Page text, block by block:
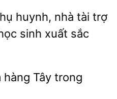
huynh, nhà tài
sinh
sắc
hàng Tây trong